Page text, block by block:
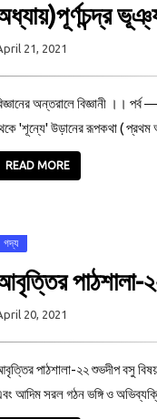
21, 2021
অন্তরালে বিজ্ঞানী ।। পর্ব ―
'শূন্যে' উড়ানের রূপকথা ( প্রথম
READ MORE
গদ্য
20, 2021
পাঠশালা-২২ শুভদীপ বসু
আদিম সরল গঠন ভঙ্গি ও